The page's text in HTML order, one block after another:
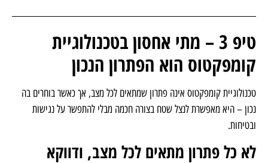
טיפ 3 – מתי אחסון בטכנולוגיית
קומפקטוס הוא הפתרון הנכון
טכנולוגיית קומפקטוס אינה פתרון שמתאים לכל מצב, אך כאשר בוחרים בה
ובטיחות.